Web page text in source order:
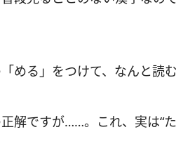
める」をつけて、なんと読
解ですが……。これ、実は“た